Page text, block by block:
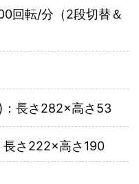
回転/分（2段切替＆
：長さ282×高さ53
長さ222×高さ190